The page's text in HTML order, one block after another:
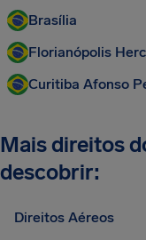
Brasília
Florianópolis
Curitiba Afonso
Mais direitos
descobrir:
Direitos Aéreos